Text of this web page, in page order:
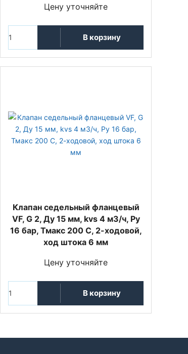
Цену уточняйте
В корзину
Клапан седельный фланцевый
VF, G 2, Ду 15 мм, kvs 4 м3/ч, Py
16 бар, Тмакс 200 С, 2-ходовой,
ход штока 6 мм
Цену уточняйте
В корзину